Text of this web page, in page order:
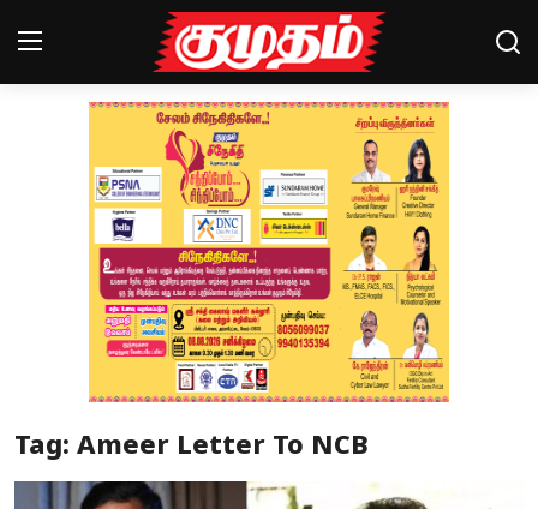
Magazines
Tag: Ameer Letter To NCB